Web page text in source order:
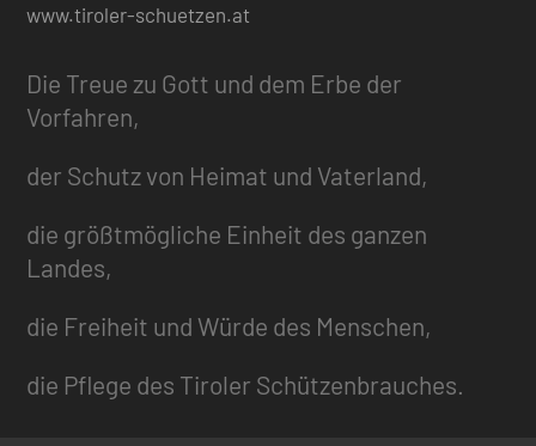
www.tiroler-schuetzen.at
Die Treue zu Gott und dem Erbe der
Vorfahren,
der Schutz von Heimat und Vaterland,
die größtmögliche Einheit des ganzen
Landes,
die Freiheit und Würde des Menschen,
die Pflege des Tiroler Schützenbrauches.